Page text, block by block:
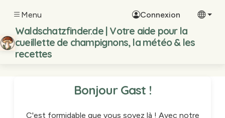
Menu Connexion
Waldschatzfinder.de | Votre aide pour la
cueillette de champignons, la météo & les
recettes
Bonjour Gast !
C'est formidable que vous soyez là ! Avec notre